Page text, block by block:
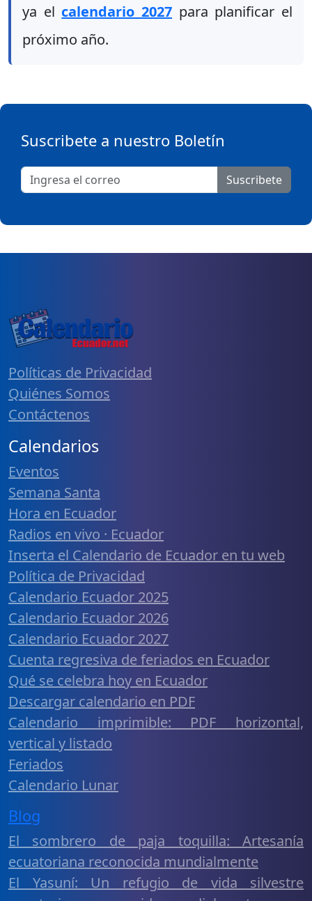
ya el calendario 2027 para planificar el
próximo año.
Suscribete a nuestro Boletín
Suscribete
Políticas de Privacidad
Quiénes Somos
Contáctenos
Calendarios
Eventos
Semana Santa
Hora en Ecuador
Radios en vivo · Ecuador
Inserta el Calendario de Ecuador en tu web
Política de Privacidad
Calendario Ecuador 2025
Calendario Ecuador 2026
Calendario Ecuador 2027
Cuenta regresiva de feriados en Ecuador
Qué se celebra hoy en Ecuador
Descargar calendario en PDF
Calendario imprimible: PDF horizontal,
vertical y listado
Feriados
Calendario Lunar
Blog
El sombrero de paja toquilla: Artesanía
ecuatoriana reconocida mundialmente
El Yasuní: Un refugio de vida silvestre